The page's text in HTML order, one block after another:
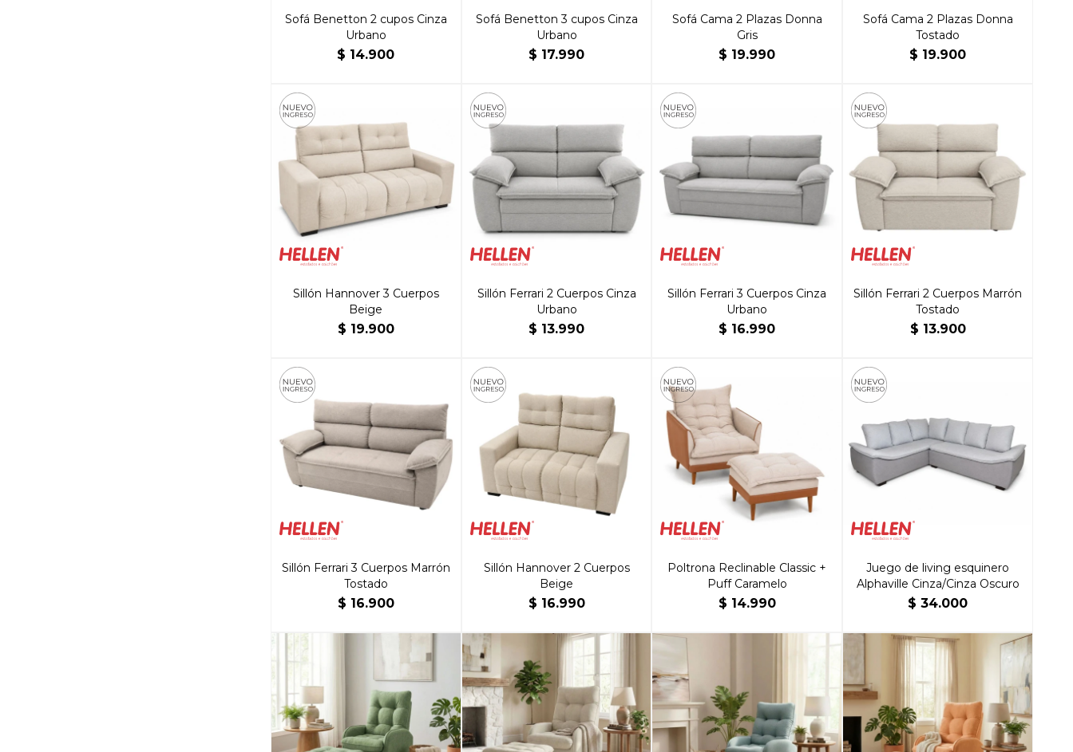
Sofá Benetton 2 cupos Cinza
Urbano
$ 14.900
Sofá Benetton 3 cupos Cinza
Urbano
$ 17.990
Sofá Cama 2 Plazas Donna
Gris
$ 19.990
Sofá Cama 2 Plazas Donna
Tostado
$ 19.900
Sillón Hannover 3 Cuerpos
Beige
$ 19.900
Sillón Ferrari 2 Cuerpos Cinza
Urbano
$ 13.990
Sillón Ferrari 3 Cuerpos Cinza
Urbano
$ 16.990
Sillón Ferrari 2 Cuerpos Marrón
Tostado
$ 13.900
Sillón Ferrari 3 Cuerpos Marrón
Tostado
$ 16.900
Sillón Hannover 2 Cuerpos
Beige
$ 16.990
Poltrona Reclinable Classic +
Puff Caramelo
$ 14.990
Juego de living esquinero
Alphaville Cinza/Cinza Oscuro
$ 34.000